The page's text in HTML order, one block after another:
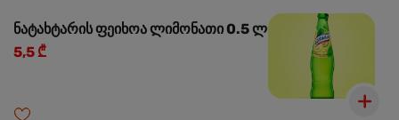
ნატახტარის ფეიხოა ლიმონათი 0.5 ლ
5,5 ₾